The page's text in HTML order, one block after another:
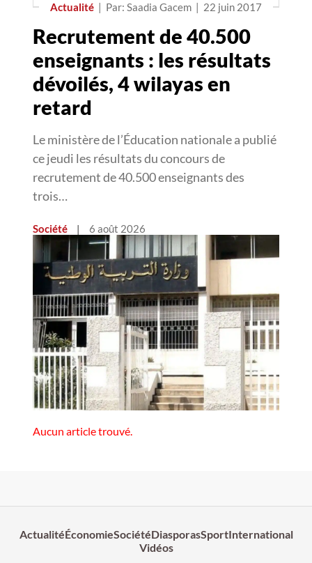
Actualité | Par: Saadia Gacem | 22 juin 2017
Recrutement de 40.500
enseignants : les résultats
dévoilés, 4 wilayas en
retard
Le ministère de l’Éducation nationale a publié
ce jeudi les résultats du concours de
recrutement de 40.500 enseignants des
trois…
Société | 6 août 2026
Aucun article trouvé.
ActualitéÉconomieSociétéDiasporasSportInternational
Vidéos